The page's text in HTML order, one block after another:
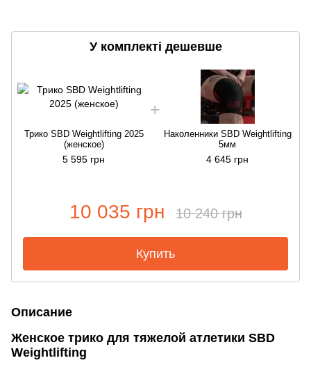
У комплекті дешевше
Трико SBD Weightlifting 2025
(женское)
5 595 грн
Наколенники SBD Weightlifting
5мм
4 645 грн
10 035 грн 10 240 грн
Купить
Описание
Женское трико для тяжелой атлетики SBD
Weightlifting